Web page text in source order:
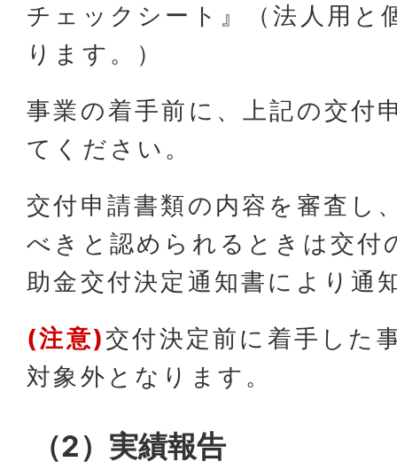
チェックシート』（法人用と
ります。）
事業の着手前に、上記の交付
てください。
交付申請書類の内容を審査し
べきと認められるときは交付
助金交付決定通知書により通
(注意)交付決定前に着手した
対象外となります。
（2）実績報告